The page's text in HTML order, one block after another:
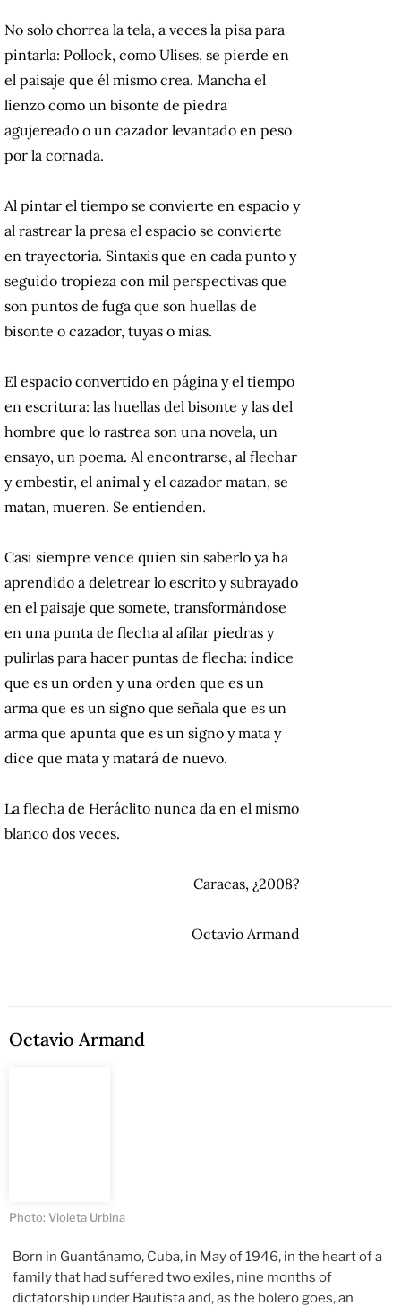
No solo chorrea la tela, a veces la pisa para
pintarla: Pollock, como Ulises, se pierde en
el paisaje que él mismo crea. Mancha el
lienzo como un bisonte de piedra
agujereado o un cazador levantado en peso
por la cornada.
Al pintar el tiempo se convierte en espacio y
al rastrear la presa el espacio se convierte
en trayectoria. Sintaxis que en cada punto y
seguido tropieza con mil perspectivas que
son puntos de fuga que son huellas de
bisonte o cazador, tuyas o mías.
El espacio convertido en página y el tiempo
en escritura: las huellas del bisonte y las del
hombre que lo rastrea son una novela, un
ensayo, un poema. Al encontrarse, al flechar
y embestir, el animal y el cazador matan, se
matan, mueren. Se entienden.
Casi siempre vence quien sin saberlo ya ha
aprendido a deletrear lo escrito y subrayado
en el paisaje que somete, transformándose
en una punta de flecha al afilar piedras y
pulirlas para hacer puntas de flecha: índice
que es un orden y una orden que es un
arma que es un signo que señala que es un
arma que apunta que es un signo y mata y
dice que mata y matará de nuevo.
La flecha de Heráclito nunca da en el mismo
blanco dos veces.
Caracas, ¿2008?
Octavio Armand
Octavio Armand
Photo: Violeta Urbina
Born in Guantánamo, Cuba, in May of 1946, in the heart of a
family that had suffered two exiles, nine months of
dictatorship under Bautista and, as the bolero goes, an